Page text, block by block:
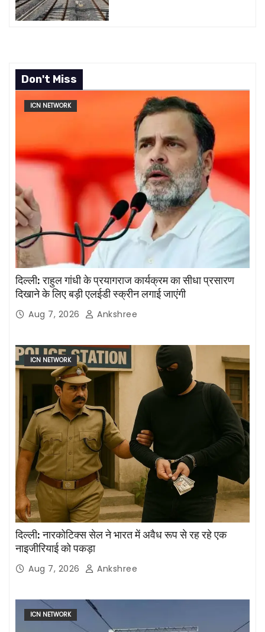
Don't Miss
ICN NETWORK
दिल्ली: राहुल गांधी के प्रयागराज कार्यक्रम का सीधा प्रसारण
दिखाने के लिए बड़ी एलईडी स्क्रीन लगाई जाएंगी
Aug 7, 2026 Ankshree
ICN NETWORK
दिल्ली: नारकोटिक्स सेल ने भारत में अवैध रूप से रह रहे एक
नाइजीरियाई को पकड़ा
Aug 7, 2026 Ankshree
ICN NETWORK